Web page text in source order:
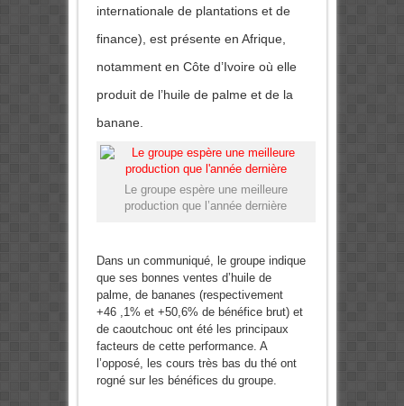
internationale de plantations et de
finance), est présente en Afrique,
notamment en Côte d’Ivoire où elle
produit de l’huile de palme et de la
banane.
Le groupe espère une meilleure
production que l’année dernière
Dans un communiqué, le groupe indique
que ses bonnes ventes d’huile de
palme, de bananes (respectivement
+46 ,1% et +50,6% de bénéfice brut) et
de caoutchouc ont été les principaux
facteurs de cette performance. A
l’opposé, les cours très bas du thé ont
rogné sur les bénéfices du groupe.